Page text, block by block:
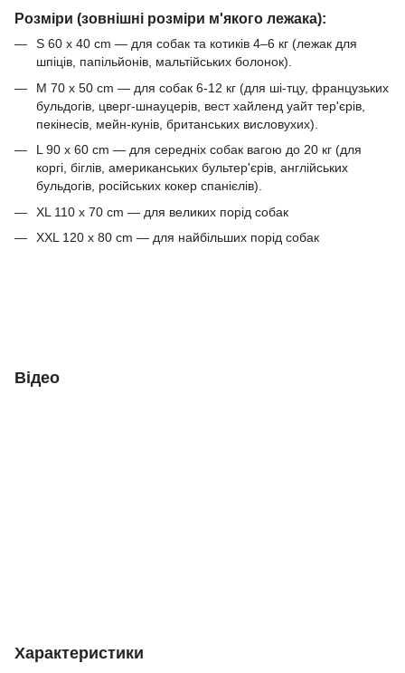
Розміри (зовнішні розміри м'якого лежака):
S 60 х 40 cm — для собак та котиків 4–6 кг (лежак для
шпіців, папільйонів, мальтійських болонок).
M 70 х 50 cm — для собак 6-12 кг (для ші-тцу, французьких
бульдогів, цверг-шнауцерів, вест хайленд уайт тер'єрів,
пекінесів, мейн-кунів, британських висловухих).
L 90 х 60 cm — для середніх собак вагою до 20 кг (для
коргі, біглів, американських бультер'єрів, англійських
бульдогів, російських кокер спанієлів).
XL 110 х 70 cm — для великих порід собак
XXL 120 х 80 cm — для найбільших порід собак
Відео
Характеристики